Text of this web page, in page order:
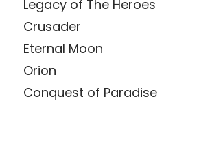
Legacy of The Heroes
Crusader
Eternal Moon
Orion
Conquest of Paradise